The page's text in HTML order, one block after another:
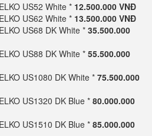
US52 White * 12.500.000 VNĐ
US62 White * 13.500.000 VNĐ
US68 DK White * 35.500.000
US88 DK White * 55.500.000
US1080 DK White * 75.500.000
US1320 DK Blue * 80.000.000
US1510 DK Blue * 85.000.000